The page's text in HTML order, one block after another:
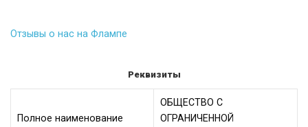
Отзывы о нас на Флампе
Реквизиты
Полное наименование
ОБЩЕСТВО С
ОГРАНИЧЕННОЙ